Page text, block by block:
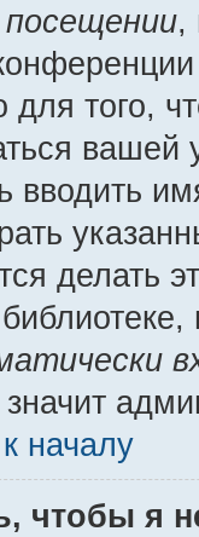
,
для того,
вводить
делать
значит
началу
чтобы я